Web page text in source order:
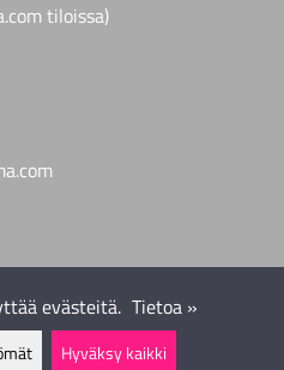
tiloissa)
evästeitä. Tietoa »
Hyväksy kaikki